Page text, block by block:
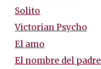
Solito
Victorian Psycho
El amo
El nombre del padre